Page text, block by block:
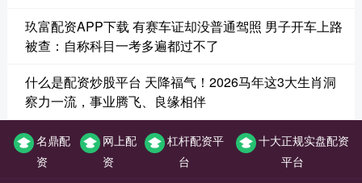
玖富配资APP下载 有赛车证却没普通驾照 男子开车上路
被查：自称科目一考多遍都过不了
什么是配资炒股平台 天降福气！2026马年这3大生肖洞
察力一流，事业腾飞、良缘相伴
名鼎配
资
网上配
资
杠杆配资平
台
十大正规实盘配资
平台